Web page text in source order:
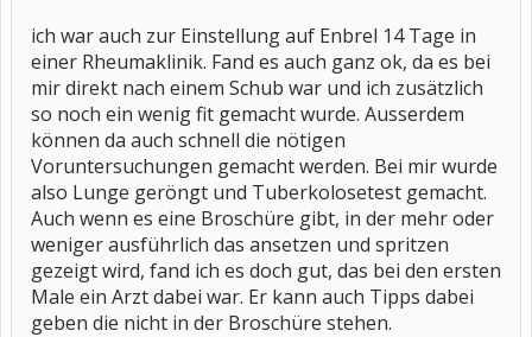
ich war auch zur Einstellung auf Enbrel 14 Tage in
einer Rheumaklinik. Fand es auch ganz ok, da es bei
mir direkt nach einem Schub war und ich zusätzlich
so noch ein wenig fit gemacht wurde. Ausserdem
können da auch schnell die nötigen
Voruntersuchungen gemacht werden. Bei mir wurde
also Lunge geröngt und Tuberkolosetest gemacht.
Auch wenn es eine Broschüre gibt, in der mehr oder
weniger ausführlich das ansetzen und spritzen
gezeigt wird, fand ich es doch gut, das bei den ersten
Male ein Arzt dabei war. Er kann auch Tipps dabei
geben die nicht in der Broschüre stehen.